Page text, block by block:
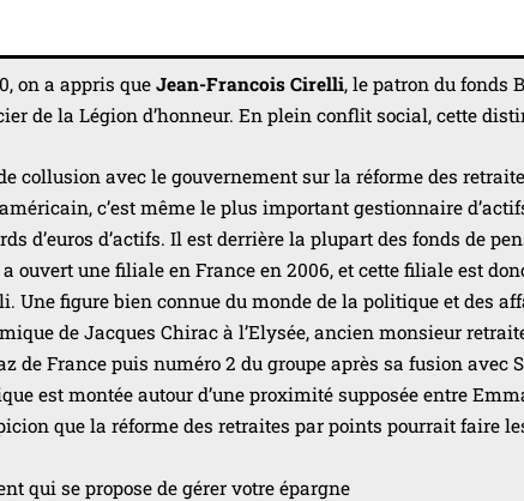
on a appris queJean-Francois Cirelli, le patron du fonds
de la Légion d’honneur. En plein conflit social, cette
col­lu­sion avec le gou­ver­ne­ment sur la réforme des
c’est même le plus impor­tant ges­tion­naire
d’euros d’actifs. Il est der­rière la plu­part des fonds de
ouvert une filiale en France en 2006, et cette filiale est
Une figure bien connue du monde de la poli­tique et des
de Jacques Chirac à l’Elysée, ancien mon­sieur
de France puis numé­ro 2 du groupe après sa fusion avec
est mon­tée autour d’une proxi­mi­té sup­po­sée entre
que la réforme des retraites par points pour­rait faire
qui se pro­pose de gérer votre épargne